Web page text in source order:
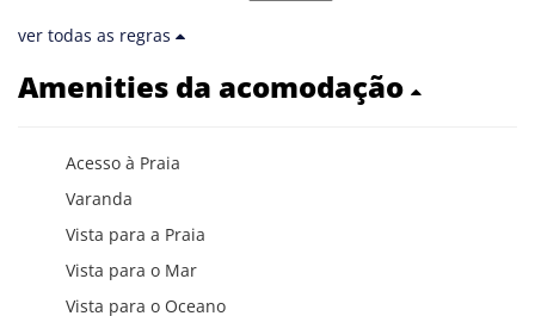
ver todas as regras
Amenities da acomodação
Acesso à Praia
Varanda
Vista para a Praia
Vista para o Mar
Vista para o Oceano